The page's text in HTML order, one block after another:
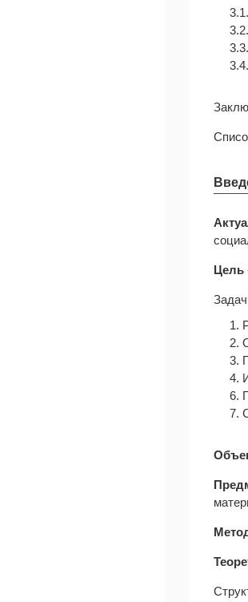
Цель
1.
2.
3.
4.
6.
7.